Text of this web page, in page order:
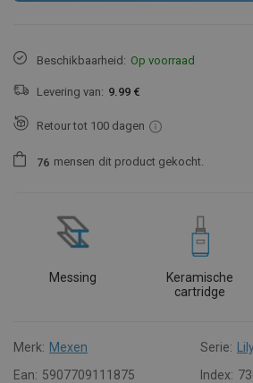
Beschikbaarheid: Op voorraad
Levering van: 9.99 €
Retour tot 100 dagen
76 mensen dit product gekocht.
Messing
Keramische
cartridge
Merk: Mexen Serie:
Ean: 5907709111875 Index: